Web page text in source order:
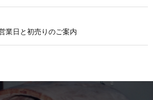
業日と初売りのご案内